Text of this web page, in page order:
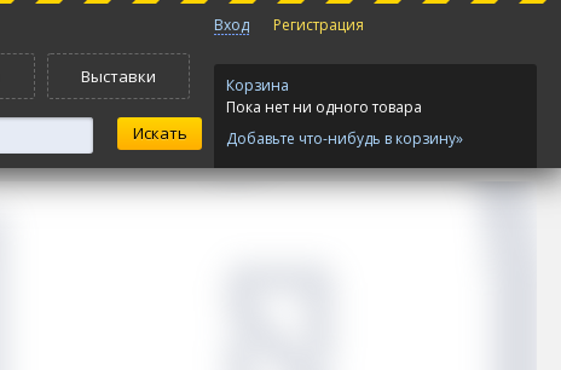
Выставки
Вход Регистрация
Корзина
Пока нет ни одного товара
Добавьте что-нибудь в корзину»